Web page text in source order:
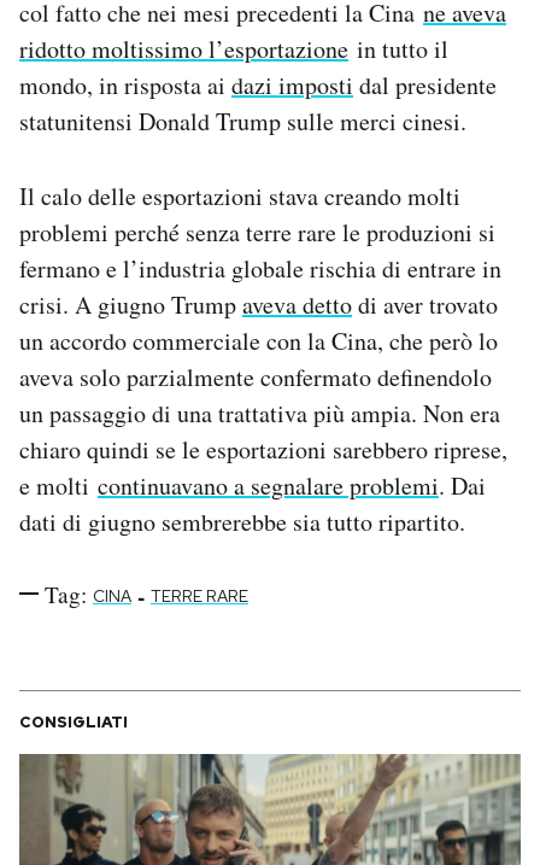
col fatto che nei mesi precedenti la Cina ne aveva
ridotto moltissimo l’esportazione in tutto il
mondo, in risposta ai dazi imposti dal presidente
statunitensi Donald Trump sulle merci cinesi.
Il calo delle esportazioni stava creando molti
problemi perché senza terre rare le produzioni si
fermano e l’industria globale rischia di entrare in
crisi. A giugno Trumpaveva dettodi aver trovato
un accordo commerciale con la Cina, che però lo
aveva solo parzialmente confermato definendolo
un passaggio di una trattativa più ampia. Non era
chiaro quindi se le esportazioni sarebbero riprese,
e molti continuavano a segnalare problemi. Dai
dati di giugno sembrerebbe sia tutto ripartito.
Tag: CINA - TERRE RARE
CONSIGLIATI